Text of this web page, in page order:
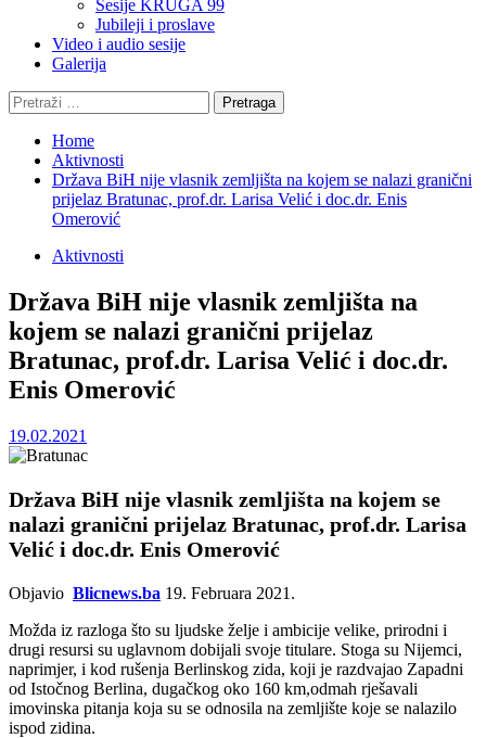
Sesije KRUGA 99
Jubileji i proslave
Video i audio sesije
Galerija
Pretraga:
Home
Aktivnosti
Država BiH nije vlasnik zemljišta na kojem se nalazi granični
prijelaz Bratunac, prof.dr. Larisa Velić i doc.dr. Enis
Omerović
Aktivnosti
Država BiH nije vlasnik zemljišta na
kojem se nalazi granični prijelaz
Bratunac, prof.dr. Larisa Velić i doc.dr.
Enis Omerović
19.02.2021
Država BiH nije vlasnik zemljišta na kojem se
nalazi granični prijelaz Bratunac, prof.dr. Larisa
Velić i doc.dr. Enis Omerović
Objavio Blicnews.ba 19. Februara 2021.
Možda iz razloga što su ljudske želje i ambicije velike, prirodni i
drugi resursi su uglavnom dobijali svoje titulare. Stoga su Nijemci,
naprimjer, i kod rušenja Berlinskog zida, koji je razdvajao Zapadni
od Istočnog Berlina, dugačkog oko 160 km,odmah rješavali
imovinska pitanja koja su se odnosila na zemljište koje se nalazilo
ispod zidina.